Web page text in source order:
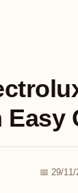
📅 29/11/